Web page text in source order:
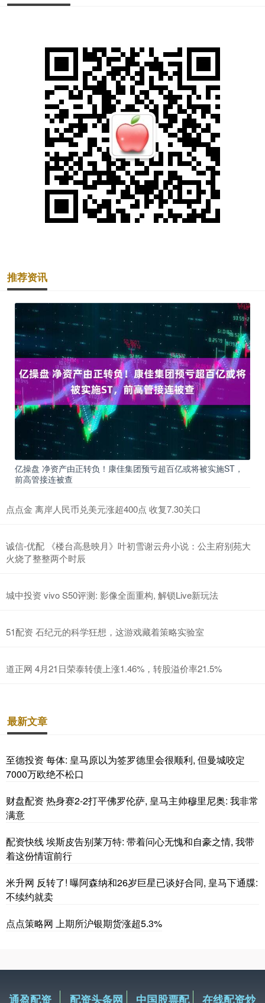
推荐资讯
亿操盘 净资产由正转负！康佳集团预亏超百亿或将被实施ST，
前高管接连被查
点点金 离岸人民币兑美元涨超400点 收复7.30关口
诚信-优配 《楼台高悬映月》叶初雪谢云舟小说：公主府别苑大
火烧了整整两个时辰
城中投资 vivo S50评测: 影像全面重构, 解锁Live新玩法
51配资 石纪元的科学狂想，这游戏藏着策略实验室
道正网 4月21日荣泰转债上涨1.46%，转股溢价率21.5%
最新文章
至德投资 每体: 皇马原以为签罗德里会很顺利, 但曼城咬定
7000万欧绝不松口
财盘配资 热身赛2-2打平佛罗伦萨, 皇马主帅穆里尼奥: 我非常
满意
配资快线 埃斯皮告别莱万特: 带着问心无愧和自豪之情, 我带
着这份情谊前行
米升网 反转了! 曝阿森纳和26岁巨星已谈好合同, 皇马下通牒:
不续约就卖
点点策略网 上期所沪银期货涨超5.3%
通盈配资 配资头条网 中国股票配 在线配资炒